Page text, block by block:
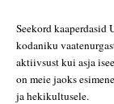
Seekord kaaperdasid
kodaniku
aktiivsust kui asja
on meie jaoks
ja hekikultusele.